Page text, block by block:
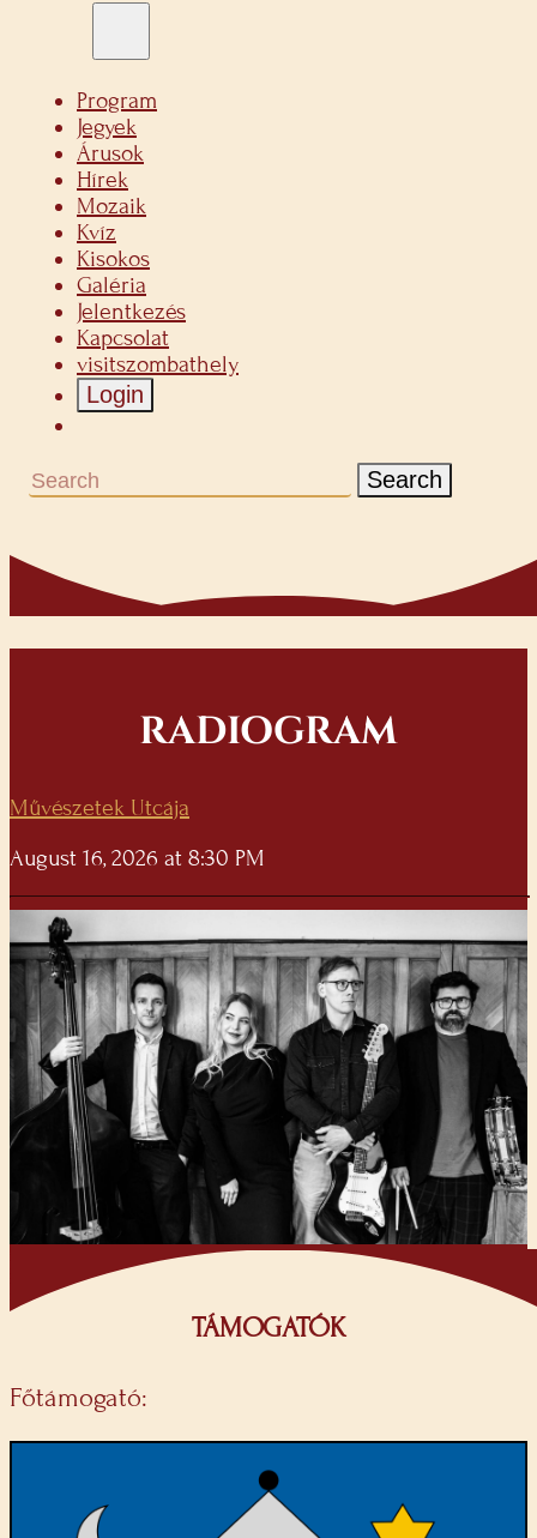
Program
Jegyek
Árusok
Hírek
Mozaik
Kvíz
Kisokos
Galéria
Jelentkezés
Kapcsolat
visitszombathely
Login
Search
RADIOGRAM
Művészetek Utcája
August 16, 2026 at 8:30 PM
TÁMOGATÓK
Főtámogató: